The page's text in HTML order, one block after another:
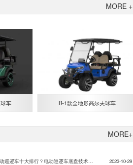
MORE +
车 B-1款全地形高尔夫球车
MORE+
巡逻车十大排行？电动巡逻车底盘技术？「专菱」… 2023-10-29